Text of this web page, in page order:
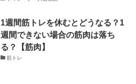
1週間筋トレを休むとどうなる？1
週間できない場合の筋肉は落ち
る？【筋肉】
筋トレ